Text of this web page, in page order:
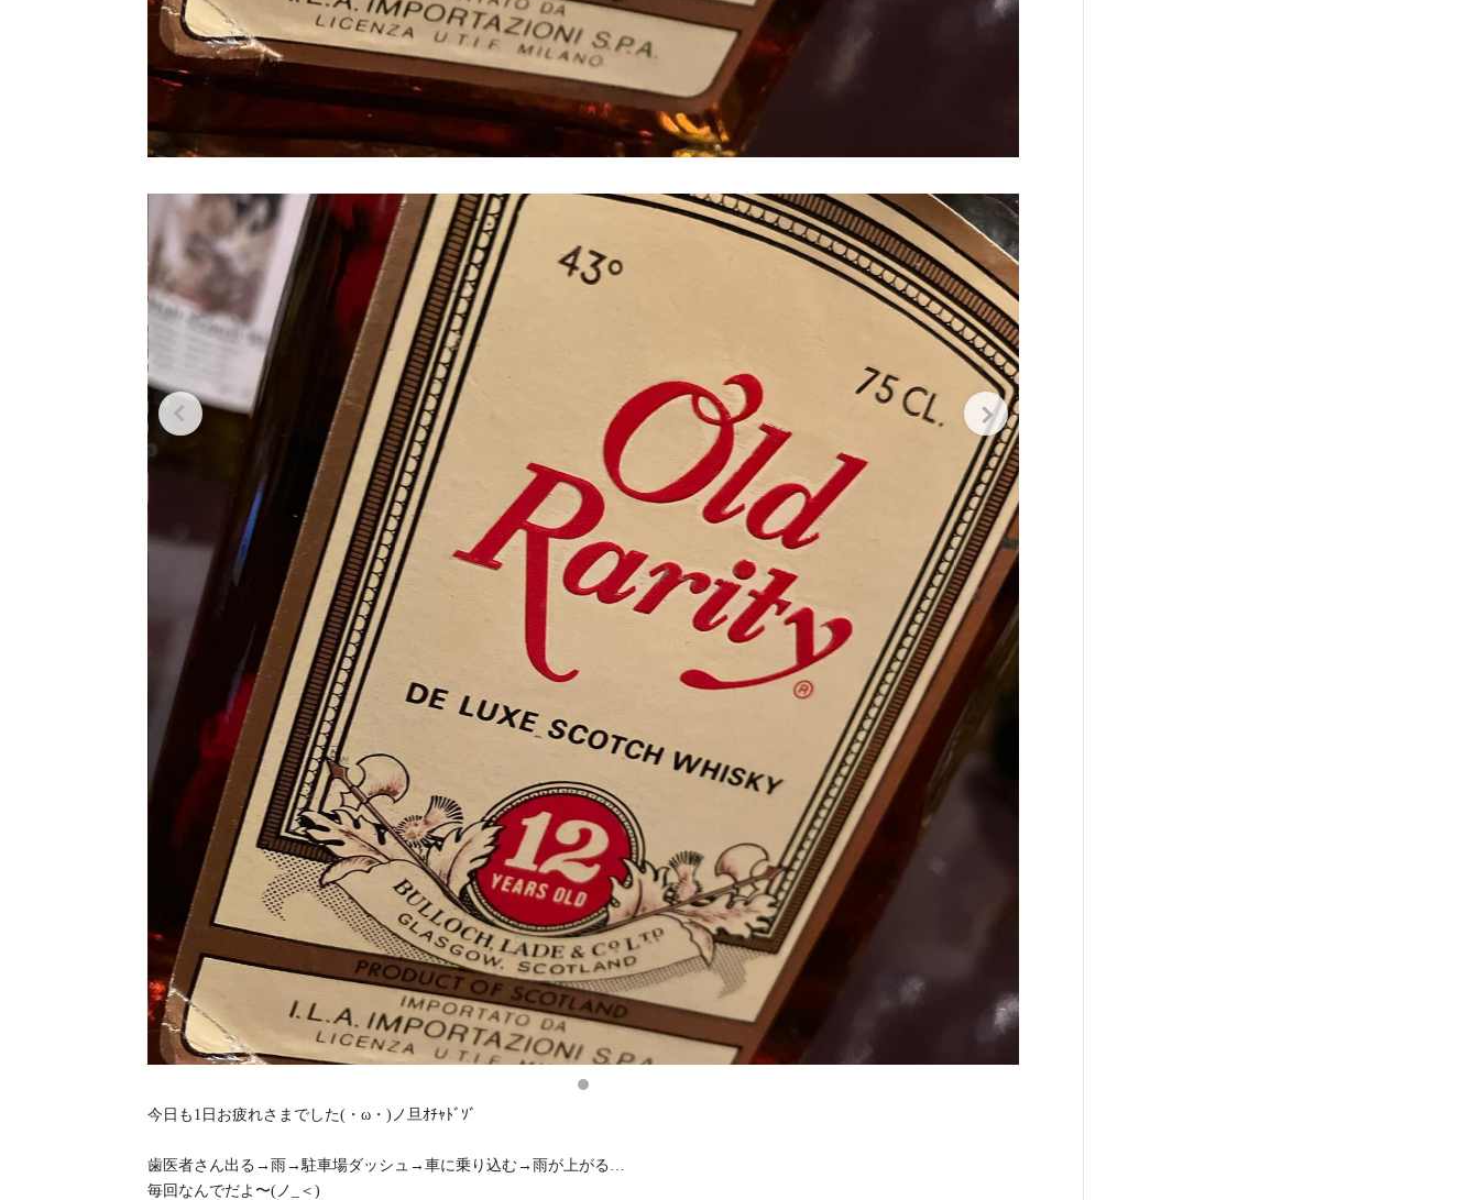
今日も1日お疲れさまでした(・ω・)ノ旦ｵﾁｬﾄﾞｿﾞ
歯医者さん出る→雨→駐車場ダッシュ→車に乗り込む→雨が上がる…
毎回なんでだよ〜(ノ_＜)